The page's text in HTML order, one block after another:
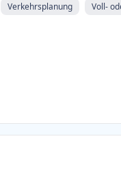
Verkehrsplanung Voll-